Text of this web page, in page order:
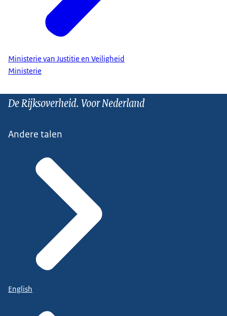
Ministerie van Justitie en Veiligheid
Ministerie
De Rijksoverheid. Voor Nederland
Andere talen
English